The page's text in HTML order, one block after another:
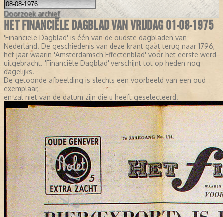
Doorzoek archief
HET FINANCIËLE DAGBLAD VAN VRIJDAG 01-08-1975
'Financiële Dagblad' is één van de oudste dagbladen van
Nederland. De geschiedenis van deze krant gaat terug naar 1796,
het jaar waarin 'Amsterdamsch Effectenblad' voor het eerste werd
uitgebracht. 'Financiële Dagblad' verschijnt tot op heden nog
dagelijks.
De getoonde afbeelding is slechts een voorbeeld van een oud
exemplaar,
en zal niet van de datum zijn die u heeft geselecteerd.